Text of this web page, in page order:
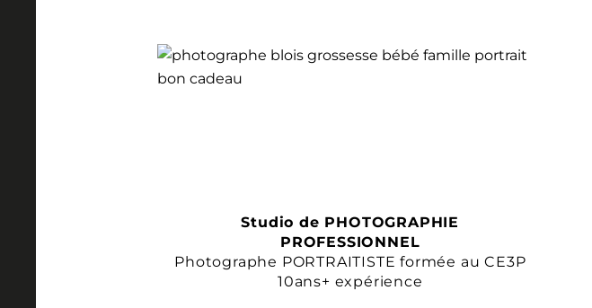
Studio de PHOTOGRAPHIE
PROFESSIONNEL
Photographe PORTRAITISTE formée au CE3P
10ans+ expérience